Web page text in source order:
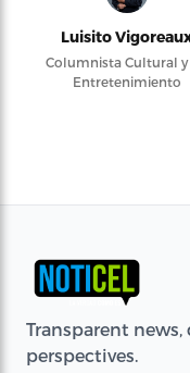
Luisito
Columnista Cultural y
Entretenimiento
Transparent
perspectives.